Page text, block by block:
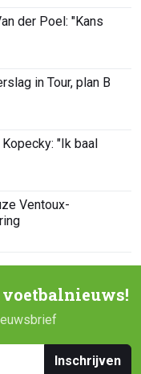
der Poel: "Kans
in Tour, plan B
"Ik baal
Ventoux-
Inschrijven